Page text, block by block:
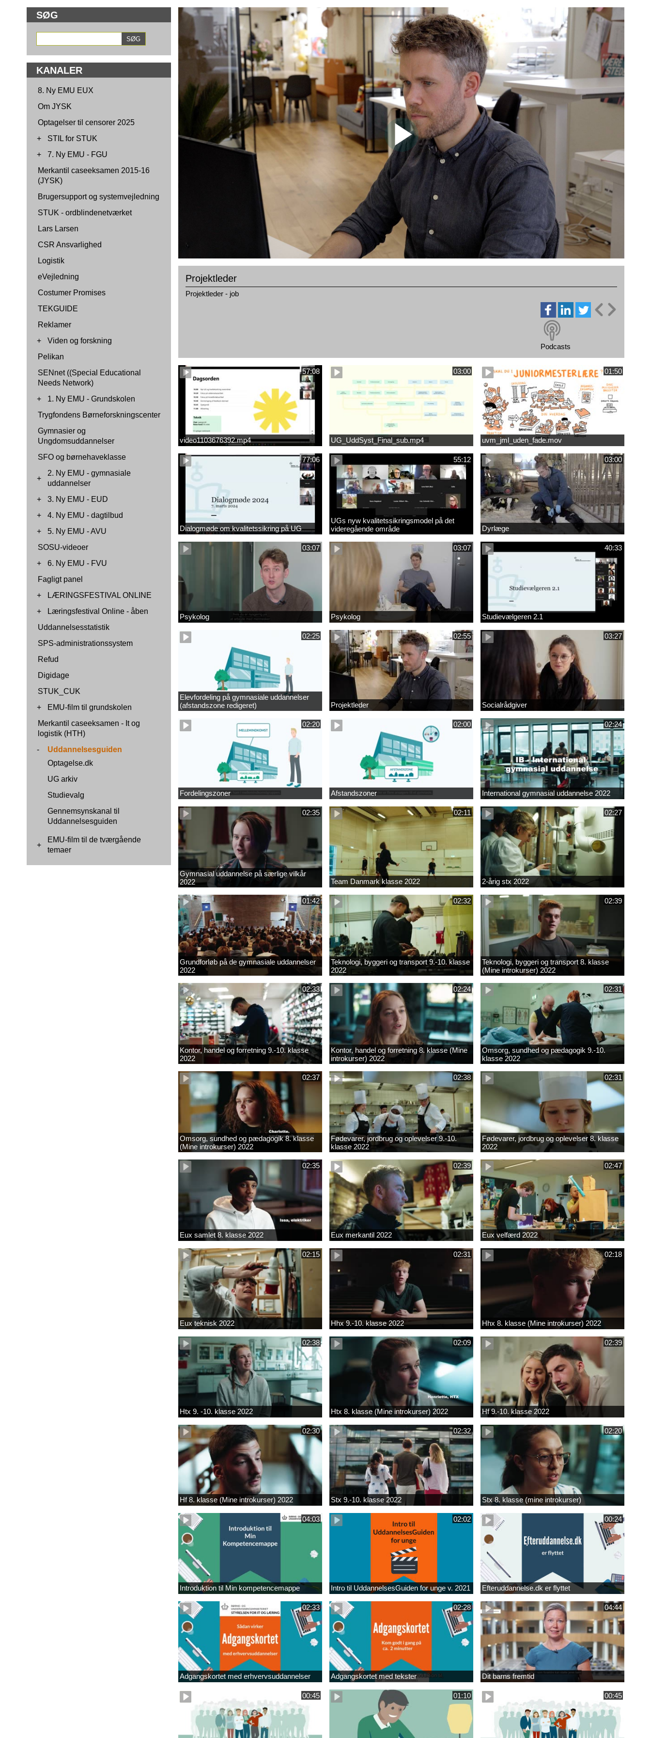
SØG
KANALER
8. Ny EMU EUX
Om JYSK
Optagelser til censorer 2025
+
STIL for STUK
+
7. Ny EMU - FGU
Merkantil caseeksamen 2015-16
(JYSK)
Brugersupport og systemvejledning
STUK - ordblindenetværket
Lars Larsen
CSR Ansvarlighed
Logistik
eVejledning
Costumer Promises
TEKGUIDE
Reklamer
+
Viden og forskning
Pelikan
SENnet ((Special Educational
Needs Network)
+
1. Ny EMU - Grundskolen
Trygfondens Børneforskningscenter
Gymnasier og
Ungdomsuddannelser
SFO og børnehaveklasse
+
2. Ny EMU - gymnasiale
uddannelser
+
3. Ny EMU - EUD
+
4. Ny EMU - dagtilbud
+
5. Ny EMU - AVU
SOSU-videoer
+
6. Ny EMU - FVU
Fagligt panel
+
LÆRINGSFESTIVAL ONLINE
+
Læringsfestival Online - åben
Uddannelsesstatistik
SPS-administrationssystem
Refud
Digidage
STUK_CUK
+
EMU-film til grundskolen
Merkantil caseeksamen - It og
logistik (HTH)
-
Uddannelsesguiden
Optagelse.dk
UG arkiv
Studievalg
Gennemsynskanal til
Uddannelsesguiden
+
EMU-film til de tværgående
temaer
Projektleder
Projektleder - job
Podcasts
57:08
video1103676392.mp4
03:00
UG_UddSyst_Final_sub.mp4
01:50
uvm_jml_uden_fade.mov
77:06
Dialogmøde om kvalitetssikring på UG
55:12
UGs nyw kvalitetssikringsmodel på det
videregående område
03:00
Dyrlæge
03:07
Psykolog
03:07
Psykolog
40:33
Studievælgeren 2.1
02:25
Elevfordeling på gymnasiale uddannelser
(afstandszone redigeret)
02:55
Projektleder
03:27
Socialrådgiver
02:20
Fordelingszoner
02:00
Afstandszoner
02:24
International gymnasial uddannelse 2022
02:35
Gymnasial uddannelse på særlige vilkår
2022
02:11
Team Danmark klasse 2022
02:27
2-årig stx 2022
01:42
Grundforløb på de gymnasiale uddannelser
2022
02:32
Teknologi, byggeri og transport 9.-10. klasse
2022
02:39
Teknologi, byggeri og transport 8. klasse
(Mine introkurser) 2022
02:33
Kontor, handel og forretning 9.-10. klasse
2022
02:24
Kontor, handel og forretning 8. klasse (Mine
introkurser) 2022
02:31
Omsorg, sundhed og pædagogik 9.-10.
klasse 2022
02:37
Omsorg, sundhed og pædagogik 8. klasse
(Mine introkurser) 2022
02:38
Fødevarer, jordbrug og oplevelser 9.-10.
klasse 2022
02:31
Fødevarer, jordbrug og oplevelser 8. klasse
2022
02:35
Eux samlet 8. klasse 2022
02:39
Eux merkantil 2022
02:47
Eux velfærd 2022
02:15
Eux teknisk 2022
02:31
Hhx 9.-10. klasse 2022
02:18
Hhx 8. klasse (Mine introkurser) 2022
02:38
Htx 9. -10. klasse 2022
02:09
Htx 8. klasse (Mine introkurser) 2022
02:39
Hf 9.-10. klasse 2022
02:30
Hf 8. klasse (Mine introkurser) 2022
02:32
Stx 9.-10. klasse 2022
02:20
Stx 8. klasse (mine introkurser)
04:03
Introduktion til Min kompetencemappe
02:02
Intro til UddannelsesGuiden for unge v. 2021
00:24
Efteruddannelse.dk er flyttet
02:33
Adgangskortet med erhvervsuddannelser
02:28
Adgangskortet med tekster
04:44
Dit barns fremtid
00:45 01:10 00:45